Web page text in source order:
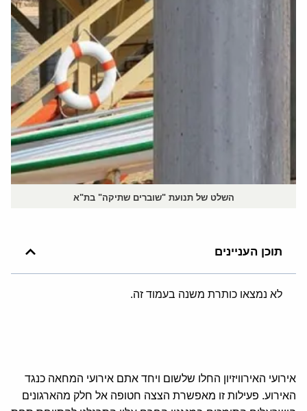
השלט של תנועת "שוברים שתיקה" בת"א
תוכן העניינים
לא נמצאו כותרת משנה בעמוד זה.
אירועי האירוויזיון החלו שלשום ויחד אתם אירועי המחאה כנגד
האירוע. פעילות זו מאפשרת הצצה חטופה אל חלק מהארגונים